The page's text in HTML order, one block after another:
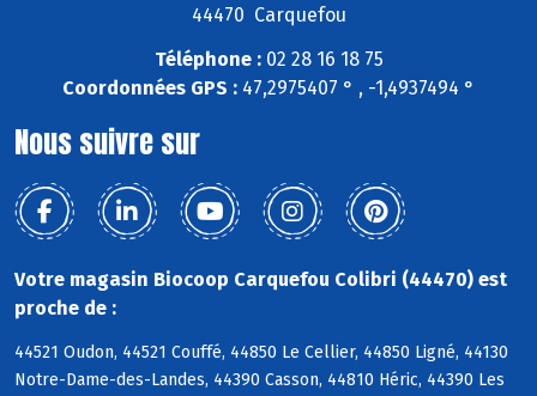
44470 Carquefou
Téléphone :02 28 16 18 75
Coordonnées GPS : 47,2975407 ° , -1,4937494 °
Nous suivre sur
Votre magasin Biocoop Carquefou Colibri (44470) est
proche de :
44521 Oudon, 44521 Couffé, 44850 Le Cellier, 44850 Ligné, 44130
Notre-Dame-des-Landes, 44390 Casson, 44810 Héric, 44390 Les